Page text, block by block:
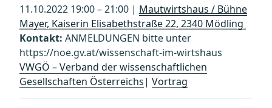
11.10.2022 19:00 – 21:00 | Mautwirtshaus / Bühne
Mayer, Kaiserin Elisabethstraße 22, 2340 Mödling
Kontakt: ANMELDUNGEN bitte unter
https://noe.gv.at/wissenschaft-im-wirtshaus
VWGÖ – Verband der wissenschaftlichen
Gesellschaften Österreichs| Vortrag